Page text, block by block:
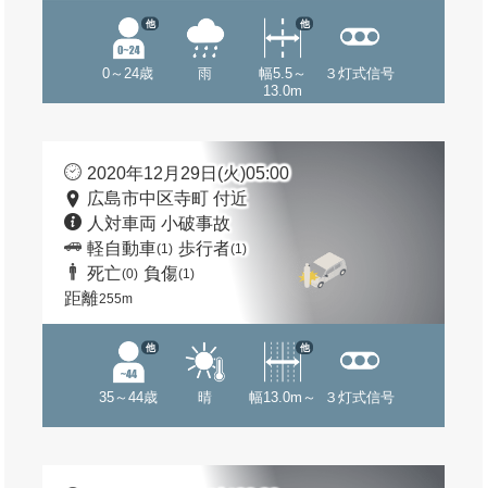
0～24歳
他
雨
幅5.5～
13.0m
他
３灯式信号
2020年12月29日(火)05:00
広島市中区寺町 付近
人対車両 小破事故
軽自動車(1) 歩行者(1)
死亡(0) 負傷(1)
距離255m
35～44歳
他
晴 幅13.0m～
他
３灯式信号